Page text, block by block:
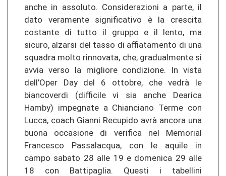
anche in assoluto. Considerazioni a parte, il
dato veramente significativo è la crescita
costante di tutto il gruppo e il lento, ma
sicuro, alzarsi del tasso di affiatamento di una
squadra molto rinnovata, che, gradualmente si
avvia verso la migliore condizione. In vista
dell’Oper Day del 6 ottobre, che vedrà le
biancoverdi (difficile vi sia anche Dearica
Hamby) impegnate a Chianciano Terme con
Lucca, coach Gianni Recupido avrà ancora una
buona occasione di verifica nel Memorial
Francesco Passalacqua, con le aquile in
campo sabato 28 alle 19 e domenica 29 alle
18 con Battipaglia. Questi i tabellini